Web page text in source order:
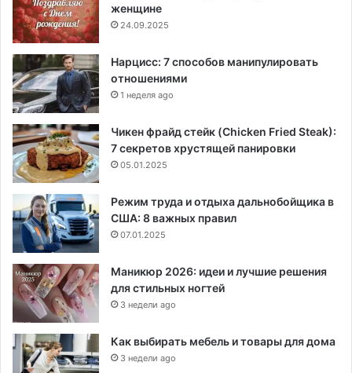
женщине
24.09.2025
Нарцисс: 7 способов манипулировать
отношениями
1 неделя ago
Чикен фрайд стейк (Chicken Fried Steak):
7 секретов хрустящей панировки
05.01.2025
Режим труда и отдыха дальнобойщика в
США: 8 важных правил
07.01.2025
Маникюр 2026: идеи и лучшие решения
для стильных ногтей
3 недели ago
Как выбирать мебель и товары для дома
3 недели ago